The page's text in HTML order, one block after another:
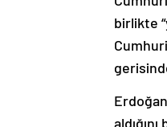
birlikte